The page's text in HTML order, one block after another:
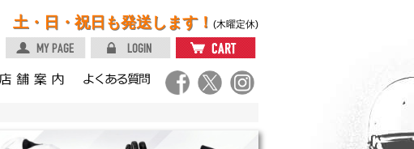
土・日・祝日も発送します！ (木曜定休)